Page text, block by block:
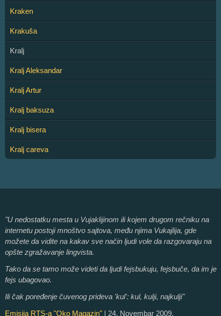
Kraken
Krakuša
Kralj
Kralj Aleksandar
Kralj Artur
Kralj baksuza
Kralj bisera
Kralj careva
"U nedostatku mesta u Vujaklijinom ili kojem drugom rečniku na
internetu postoji mnoštvo sajtova, među njima Vukajlija, gde
možete da vidite na kakav sve način ljudi vole da razgovaraju na
opšte zgražavanje lingvista.
Tako da se tamo može videti da ljudi fejsbukuju, fejsbuče, da im je
fejs ubagovao.
Ili čak poređenje čuvenog prideva 'kul': kul, kulji, najkulji"
Emisija RTS-a "Oko Magazin" | 24. Novembar 2009.